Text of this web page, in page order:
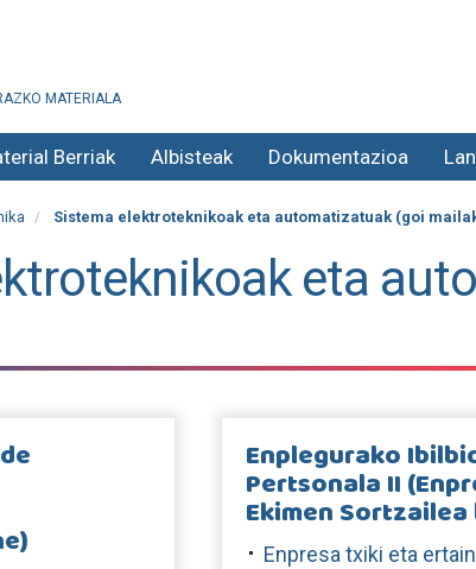
MATERIALA
Berriak Albisteak Dokumentazioa
Sistema elektroteknikoak eta automatizatuak (goi
eta
Enplegurako
Pertsonala II
Ekimen
Enpresa txiki eta